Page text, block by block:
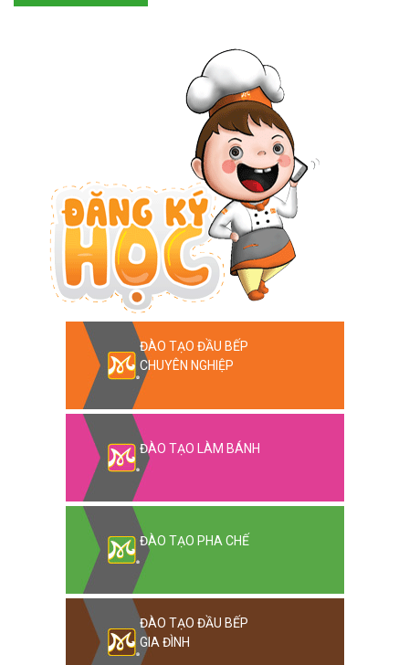
ĐÀO TẠO ĐẦU BẾP
CHUYÊN NGHIỆP
ĐÀO TẠO LÀM BÁNH
ĐÀO TẠO PHA CHẾ
ĐÀO TẠO ĐẦU BẾP
GIA ĐÌNH